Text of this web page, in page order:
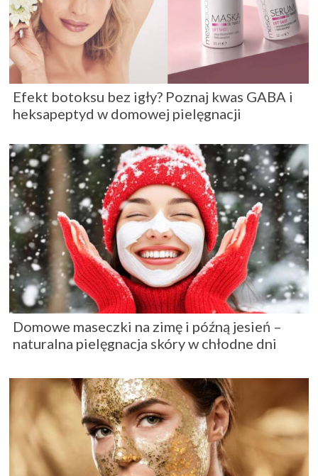
Efekt botoksu bez igły? Poznaj kwas GABA i
heksapeptyd w domowej pielęgnacji
Domowe maseczki na zimę i późną jesień –
naturalna pielęgnacja skóry w chłodne dni